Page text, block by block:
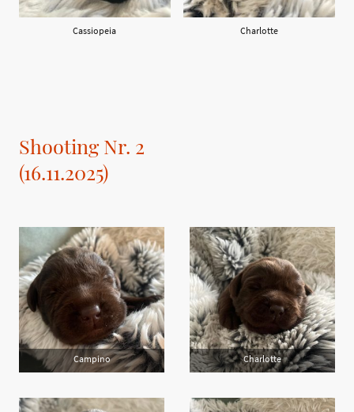
Cassiopeia Charlotte
Shooting Nr. 2
(16.11.2025)
Campino Charlotte